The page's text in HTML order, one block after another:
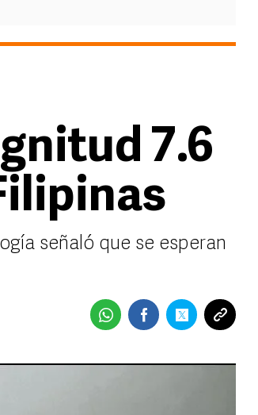
7.6
señaló que se esperan